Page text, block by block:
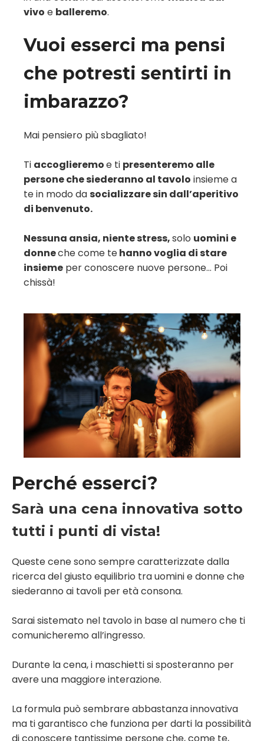
vivo e balleremo.
Vuoi esserci ma pensi
che potresti sentirti in
imbarazzo?
Mai pensiero più sbagliato!
Ti accoglieremoe ti presenteremo alle
persone che siederanno al tavolo insieme a
te in modo dasocializzare sin dall’aperitivo
di benvenuto.
Nessuna ansia, niente stress,solo uomini e
donneche come tehanno voglia di stare
insieme per conoscere nuove persone... Poi
chissà!
Perché esserci?
Sarà una cena innovativa sotto
tutti i punti di vista!
Queste cene sono sempre caratterizzate dalla
ricerca del giusto equilibrio tra uomini e donne che
siederanno ai tavoli per età consona.
Sarai sistemato nel tavolo in base al numero che ti
comunicheremo all’ingresso.
Durante la cena, i maschietti si sposteranno per
avere una maggiore interazione.
La formula può sembrare abbastanza innovativa
ma ti garantisco che funziona per darti la possibilità